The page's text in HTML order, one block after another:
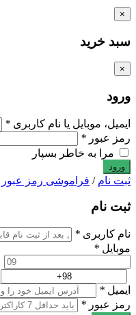
×
سبد خرید
×
ورود
ایمیل، موبایل یا نام کاربری *
رمز عبور *
مرا به خاطر بسپار
ثبت نام / فراموشی رمز عبور
ثبت نام
نام کاربری *
موبایل *
ایمیل *
رمز عبور *